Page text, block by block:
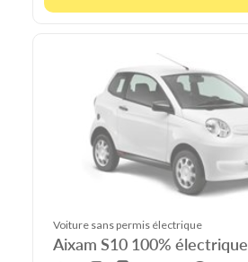
Voiture sans permis électrique
Aixam S10 100% électrique